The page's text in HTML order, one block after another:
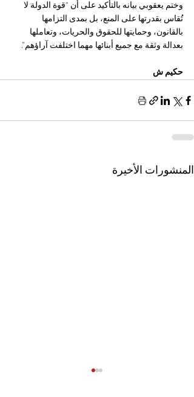
وختم يعقوبي بيانه بالتأكيد على أن “قوة الدولة لا
تُقاس بقدرتها على المنع، بل بمدى التزامها
بالقانون، وحمايتها للحقوق والحريات، وتعاملها
بعدالة وثقة مع جميع أبنائها مهما اختلفت آراؤهم”.
حكيم ش
المنشورات الأخيرة